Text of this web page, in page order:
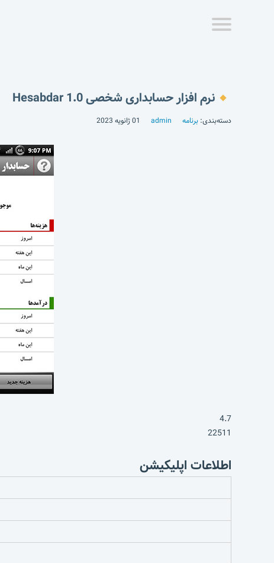
نرم افزار حسابداری شخصی Hesabdar 1.0
دسته‌بندی: برنامه admin 01 ژانویه 2023
4.7
22511
اطلاعات اپلیکیشن